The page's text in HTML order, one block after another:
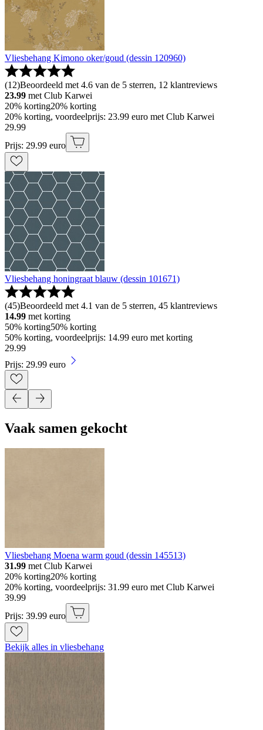
Vliesbehang Kimono oker/goud (dessin 120960)
(12)Beoordeeld met 4.6 van de 5 sterren, 12 klantreviews
23.99 met Club Karwei
20% korting20% korting
20% korting, voordeelprijs: 23.99 euro met Club Karwei
29.99
Prijs: 29.99 euro
Vliesbehang honingraat blauw (dessin 101671)
(45)Beoordeeld met 4.1 van de 5 sterren, 45 klantreviews
14.99 met korting
50% korting50% korting
50% korting, voordeelprijs: 14.99 euro met korting
29.99
Prijs: 29.99 euro
Vaak samen gekocht
Vliesbehang Moena warm goud (dessin 145513)
31.99 met Club Karwei
20% korting20% korting
20% korting, voordeelprijs: 31.99 euro met Club Karwei
39.99
Prijs: 39.99 euro
Bekijk alles in vliesbehang